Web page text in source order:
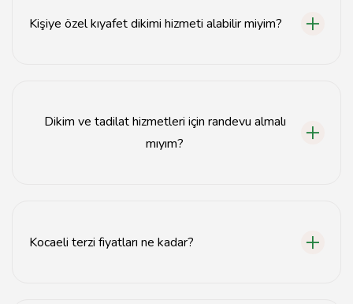
Kişiye özel kıyafet dikimi hizmeti alabilir miyim?
Dikim ve tadilat hizmetleri için randevu almalı
mıyım?
Kocaeli terzi fiyatları ne kadar?